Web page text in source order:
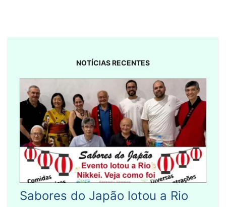
NOTÍCIAS RECENTES
Sabores do Japão lotou a Rio